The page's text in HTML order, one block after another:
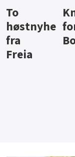
Knalltall
for Açai
Bowl